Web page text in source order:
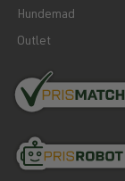
Hundemad
Outlet